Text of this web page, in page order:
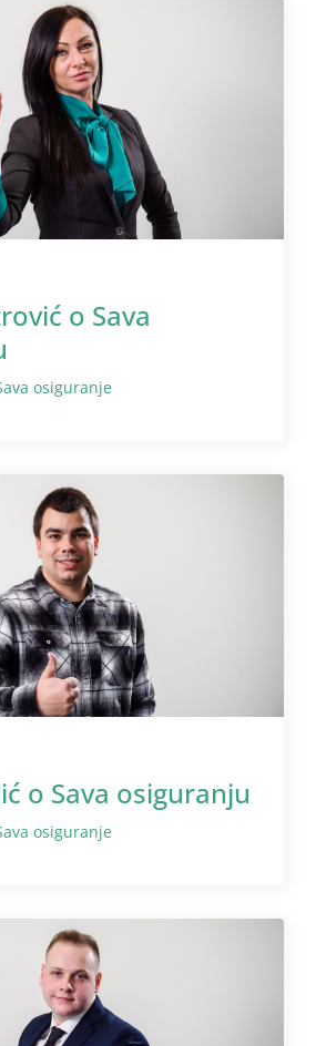
o Sava
osiguranje
o Sava osiguranju
osiguranje